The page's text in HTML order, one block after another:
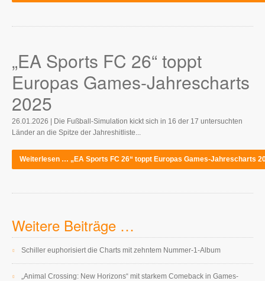
„EA Sports FC 26“ toppt
Europas Games-Jahrescharts
2025
26.01.2026 | Die Fußball-Simulation kickt sich in 16 der 17 untersuchten
Länder an die Spitze der Jahreshitliste...
Weiterlesen … „EA Sports FC 26“ toppt Europas Games-Jahrescharts
Weitere Beiträge …
Schiller euphorisiert die Charts mit zehntem Nummer-1-Album
„Animal Crossing: New Horizons“ mit starkem Comeback in Games-